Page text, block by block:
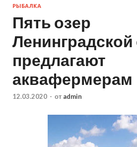
РЫБАЛКА
Пять озер
Ленинградской
предлагают
аквафермерам
12.03.2020 - от admin